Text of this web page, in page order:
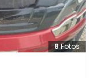
8Fotos